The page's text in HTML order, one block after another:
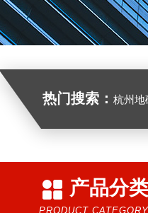
热门搜索： 杭州地
产品分类
PRODUCT CATEGORY